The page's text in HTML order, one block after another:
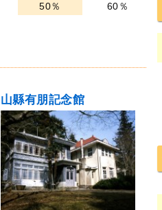
50％
60％
山縣有朋記念館